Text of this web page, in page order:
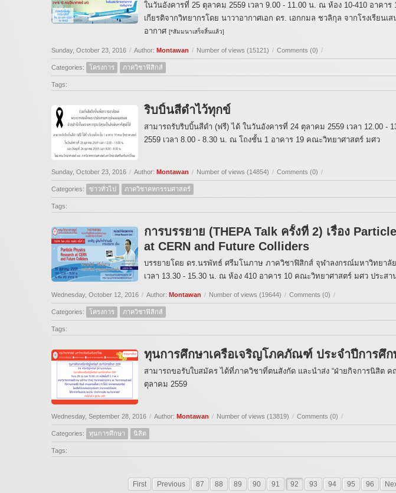
ในวันอังคารที่ 25 ตุลาคม 2559 เวลา 9.00 - 11.00 น. ณ ห้อง 10-410 อาคา
เกียรติจากวิทยากรโดย นาวาอากาศเอก ดร. เอกกมล ชวลิกุล จากโรงเรียนเ
อากาศ [*สัมมนาเสร็จสิ้นแล้ว]
Sunday, October 23, 2016 / Author: Montawan / Number of views (15121) / Comments (0) /
Categories: โครงการ ภาควิชาฟิสิกส์
Tags:
ริบบิ้นสีดำไว้ทุกข์
สามารถรับริบบิ้นสีดำ (ฟรี) ได้ ในวันอังคารที่ 24 ตุลาคม 2559 เวลา 12.00 -
2559 เวลา 8.00 - 8.30 น. ณ โถงชั้น 1 อาคาร 19 คณะวิทยาศาสตร์ มศว
Sunday, October 23, 2016 / Author: Montawan / Number of views (14854) / Comments (0) /
Categories: ข่าวทั่วไป ภาควิชาคหกรรมศาสตร์
Tags:
การบรรยาย (THEPA Talk ครั้งที่ 2) เรื่อง
at CERN and Future Colliders
บรรยายโดย ดร.นรพัทธ์ ศรีมโนภาษ ภาควิชาฟิสิกส์ จุฬาลงกรณ์มหาวิทยาลั
เวลา 13.30 - 15.30 น. ณ ห้อง 410 อาคาร 10 คณะวิทยาศาสตร์ มศว ประสา
Wednesday, October 12, 2016 / Author: Montawan / Number of views (19644) / Comments (0) /
Categories: โครงการ ภาควิชาฟิสิกส์
Tags:
ทุนการศึกษาเครือเจริญโภคภัณฑ์ ประจำปีการศึก
สามารถขอรับใบสมัคร ได้ที่ภาควิชาที่ตนสังกัด และนำส่ง “ฝ่ายกิจการนิสิต
ตุลาคม 2559
Wednesday, September 28, 2016 / Author: Montawan / Number of views (13819) / Comments (0) /
Categories: ทุนการศึกษา นิสิต
Tags:
First Previous 87 88 89 90 91 92 93 94 95 96